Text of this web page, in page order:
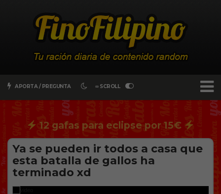
APORTA / PREGUNTA ∞ SCROLL
12 gafas para eclipse por 15€
Ya se pueden ir todos a casa que
esta batalla de gallos ha
terminado xd